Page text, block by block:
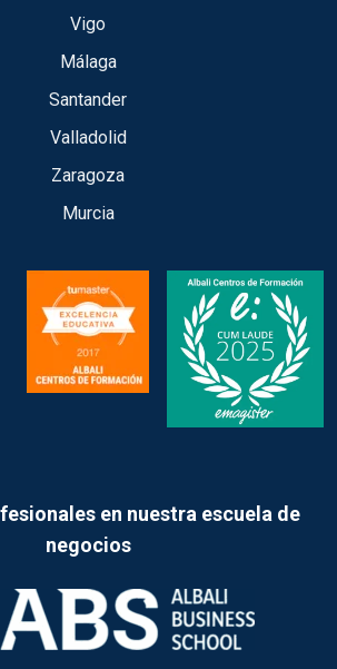
Vigo
Málaga
Santander
Valladolid
Zaragoza
Murcia
en nuestra escuela de
negocios